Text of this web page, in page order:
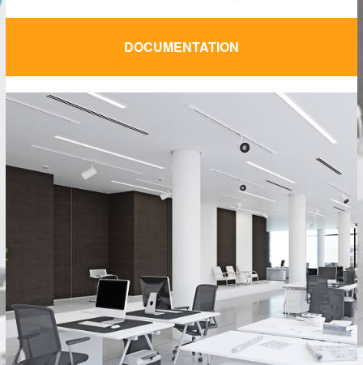
DOCUMENTATION